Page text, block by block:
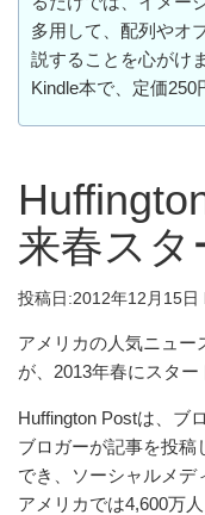
多用して、配列やオ
説することを心がけ
Kindle本で、定価250
来春スタ
投稿日:2012年12月15日
アメリカの人気ニュー
が、2013年春にスター
Huffington Postは、ブ
ブロガーが記事を投稿
でき、ソーシャルメデ
アメリカでは4,600万